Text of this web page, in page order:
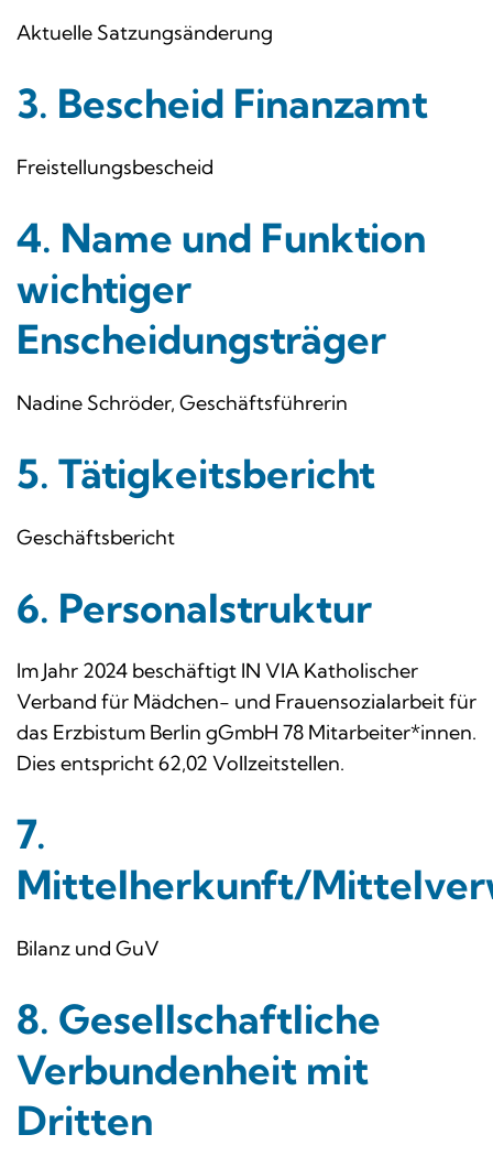
Aktuelle Satzungsänderung
3. Bescheid Finanzamt
Freistellungsbescheid
4. Name und Funktion
wichtiger
Enscheidungsträger
Nadine Schröder, Geschäftsführerin
5. Tätigkeitsbericht
Geschäftsbericht
6. Personalstruktur
Im Jahr 2024 beschäftigt IN VIA Katholischer
Verband für Mädchen- und Frauensozialarbeit für
das Erzbistum Berlin gGmbH 78 Mitarbeiter*innen.
Dies entspricht 62,02 Vollzeitstellen.
7.
Mittelherkunft/
Bilanz und GuV
8. Gesellschaftliche
Verbundenheit mit
Dritten